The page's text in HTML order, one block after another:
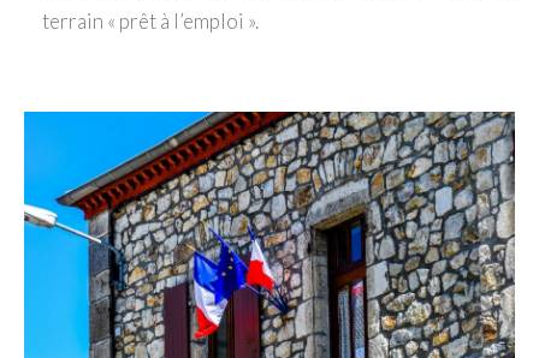
terrain « prêt à l’emploi ».